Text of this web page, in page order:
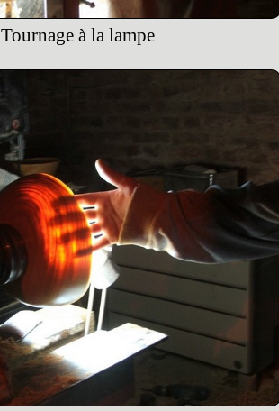
Tournage à la lampe